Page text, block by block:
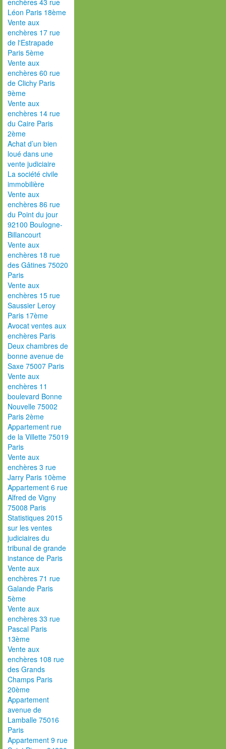
enchères 43 rue
Léon Paris 18ème
Vente aux
enchères 17 rue
de l'Estrapade
Paris 5ème
Vente aux
enchères 60 rue
de Clichy Paris
9ème
Vente aux
enchères 14 rue
du Caire Paris
2ème
Achat d’un bien
loué dans une
vente judiciaire
La société civile
immobilière
Vente aux
enchères 86 rue
du Point du jour
92100 Boulogne-
Billancourt
Vente aux
enchères 18 rue
des Gâtines 75020
Paris
Vente aux
enchères 15 rue
Saussier Leroy
Paris 17ème
Avocat ventes aux
enchères Paris
Deux chambres de
bonne avenue de
Saxe 75007 Paris
Vente aux
enchères 11
boulevard Bonne
Nouvelle 75002
Paris 2ème
Appartement rue
de la Villette 75019
Paris
Vente aux
enchères 3 rue
Jarry Paris 10ème
Appartement 6 rue
Alfred de Vigny
75008 Paris
Statistiques 2015
sur les ventes
judiciaires du
tribunal de grande
instance de Paris
Vente aux
enchères 71 rue
Galande Paris
5ème
Vente aux
enchères 33 rue
Pascal Paris
13ème
Vente aux
enchères 108 rue
des Grands
Champs Paris
20ème
Appartement
avenue de
Lamballe 75016
Paris
Appartement 9 rue